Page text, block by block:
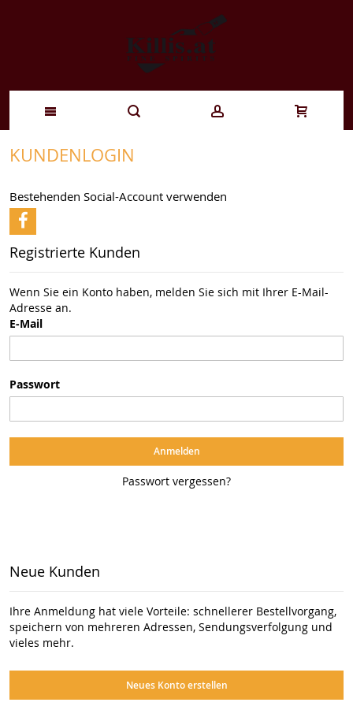
Zum
springen
KUNDENLOGIN
Bestehenden Social-Account verwenden
Registrierte Kunden
Wenn Sie ein Konto haben, melden Sie sich mit Ihrer E-Mail-
Adresse an.
E-Mail
Passwort
Anmelden
Passwort vergessen?
Neue Kunden
Ihre Anmeldung hat viele Vorteile: schnellerer Bestellvorgang,
speichern von mehreren Adressen, Sendungsverfolgung und
vieles mehr.
Neues Konto erstellen